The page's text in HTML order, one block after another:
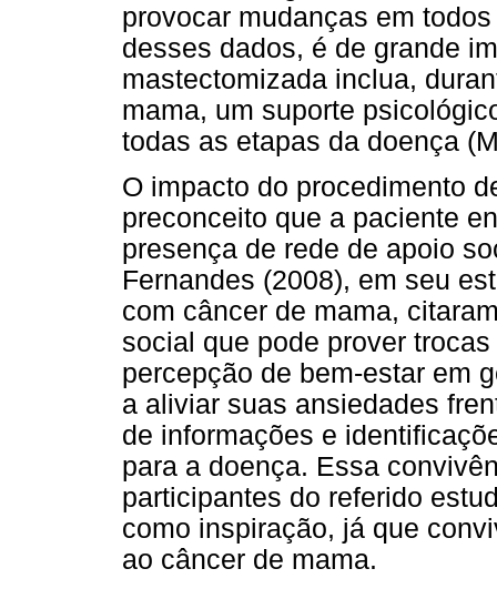
provocar mudanças em
desses dados, é de grande
mastectomizada inclua,
mama, um suporte
todas as etapas da doença
O impacto do procedimento
preconceito que a paciente
presença de rede de apoio
Fernandes (2008), em seu
com câncer de mama,
social que pode prover
percepção de bem-estar em
a aliviar suas ansiedades
de informações e
para a doença. Essa
participantes do referido
como inspiração, já que
ao câncer de mama.